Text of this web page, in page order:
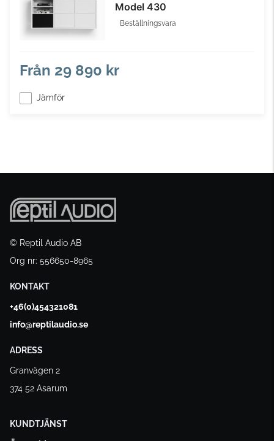
Model 430
Beställningsvara
Från 29 890 kr
Jämför
© Reptil Audio AB
Org nr: 556650-8965
KONTAKT
+46(0)454321081
info@reptilaudio.se
ADRESS
Granvägen 2
374 52 Asarum
KUNDTJÄNST